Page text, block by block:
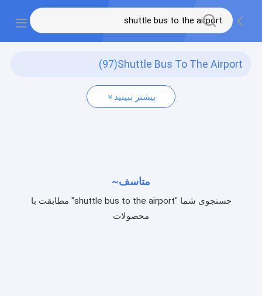
Shuttle Bus To The Airport
(97)
بیشتر ببینید
متاسف~
جستجوی شما "shuttle bus to the airport" مطابقت با
محصولات